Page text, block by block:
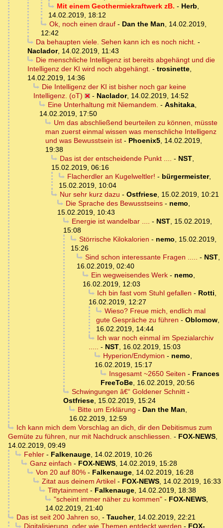
Mit einem Geothermiekraftwerk zB. - Herb,
14.02.2019, 18:12
Ok, noch einen drauf- Dan the Man, 14.02.2019,
12:42
Da behaupten viele. Sehen kann ich es noch nicht. -
Naclador, 14.02.2019, 11:43
Die menschliche Intelligenz ist bereits abgehängt und die
Intelligenz der KI wird noch abgehängt. - trosinette,
14.02.2019, 14:36
Die Intelligenz der KI ist bisher noch gar keine
Intelligenz. (oT)
- Naclador, 14.02.2019, 14:52
Eine Unterhaltung mit Niemandem. - Ashitaka,
14.02.2019, 17:50
Um das abschließend beurteilen zu können, müsste
man zuerst einmal wissen was menschliche Intelligenz
und was Bewusstsein ist - Phoenix5, 14.02.2019,
19:38
Das ist der entscheidende Punkt .... - NST,
15.02.2019, 06:16
Flacherdler an Kugelweltler! - bürgermeister,
15.02.2019, 10:04
Nur sehr kurz dazu - Ostfriese, 15.02.2019, 10:21
Die Sprache des Bewusstseins- nemo,
15.02.2019, 10:43
Energie ist wandelbar .... - NST, 15.02.2019,
15:08
Störrische Kilokalorien - nemo, 15.02.2019,
15:26
Sind schon interessante Fragen ..... - NST,
16.02.2019, 02:40
Ein wegweisendes Werk- nemo,
16.02.2019, 12:03
Ich bin fast vom Stuhl gefallen - Rotti,
16.02.2019, 12:27
Wieso? Freue mich, endlich mal
gute Gespräche zu führen - Oblomow,
16.02.2019, 14:44
Ich war noch einmal im Spezialarchiv
..... - NST, 16.02.2019, 15:03
Hyperion/Endymion - nemo,
16.02.2019, 15:17
Insgesamt ~2650 Seiten - Frances
FreeToBe, 16.02.2019, 20:56
Schwingungen â€“ Goldener Schnitt-
Ostfriese, 15.02.2019, 15:24
Bitte um Erklärung - Dan the Man,
16.02.2019, 12:59
Ich kann mich dem Vorschlag an dich, dir den Debitismus zum
Gemüte zu führen, nur mit Nachdruck anschliessen. - FOX-NEWS,
14.02.2019, 09:49
Fehler- Falkenauge, 14.02.2019, 10:26
Ganz einfach - FOX-NEWS, 14.02.2019, 15:28
Von 20 auf 80%- Falkenauge, 14.02.2019, 16:28
Zitat aus deinem Artikel- FOX-NEWS, 14.02.2019, 16:33
Tittytainment- Falkenauge, 14.02.2019, 18:38
"scheint immer näher zu kommen"- FOX-NEWS,
14.02.2019, 21:40
Das ist seit 200 Jahren so, - Taucher, 14.02.2019, 22:21
Digitalisierung, oder wie Themen entdeckt werden - FOX-